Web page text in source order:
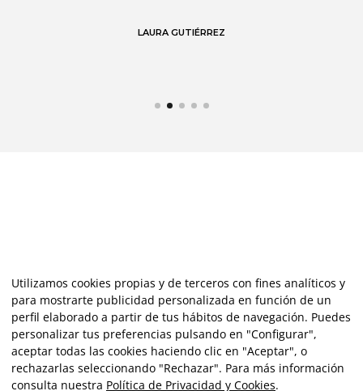
LAURA GUTIÉRREZ
Utilizamos cookies propias y de terceros con fines analíticos y
para mostrarte publicidad personalizada en función de un
perfil elaborado a partir de tus hábitos de navegación. Puedes
personalizar tus preferencias pulsando en "Configurar",
aceptar todas las cookies haciendo clic en "Aceptar", o
rechazarlas seleccionando "Rechazar". Para más información
consulta nuestra Política de Privacidad y Cookies.